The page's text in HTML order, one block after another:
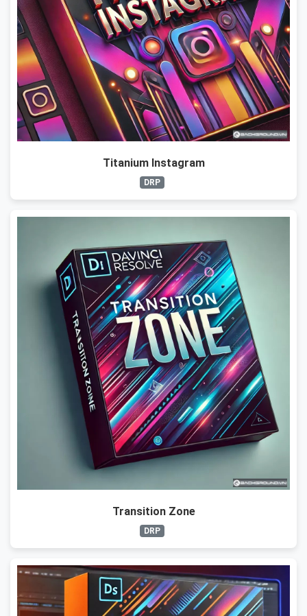
Titanium Instagram
DRP
Transition Zone
DRP